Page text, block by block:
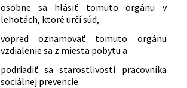
osobne sa hlásiť tomuto orgánu v
lehotách, ktoré určí súd,
vopred oznamovať tomuto orgánu
vzdialenie sa z miesta pobytu a
podriadiť sa starostlivosti pracovníka
sociálnej prevencie.